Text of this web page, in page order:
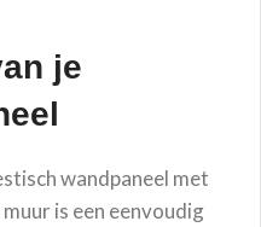
je
wandpaneel met
is een eenvoudig